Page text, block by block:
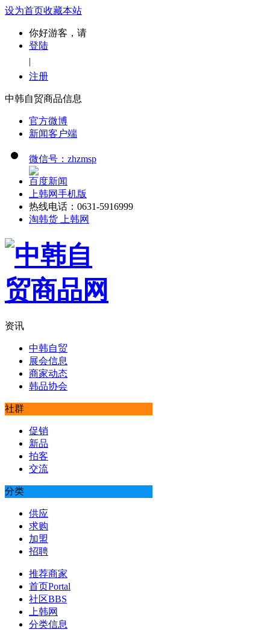
设为首页收藏本站
你好游客，请
登陆
|
注册
中韩自贸商品信息
官方微博
新闻客户端
微信号：zhzmsp
百度新闻
上韩网手机版
热线电话：0631-5916999
淘韩货 上韩网
资讯
中韩自贸
展会信息
商家动态
韩品协会
社群
促销
新品
拍客
交流
分类
供应
求购
加盟
招聘
推荐商家
首页Portal
社区BBS
上韩网
分类信息